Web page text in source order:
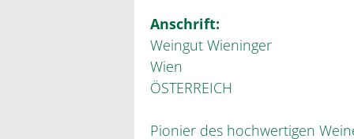
Anschrift:
Weingut Wieninger
Wien
ÖSTERREICH
Pionier des hochwertigen